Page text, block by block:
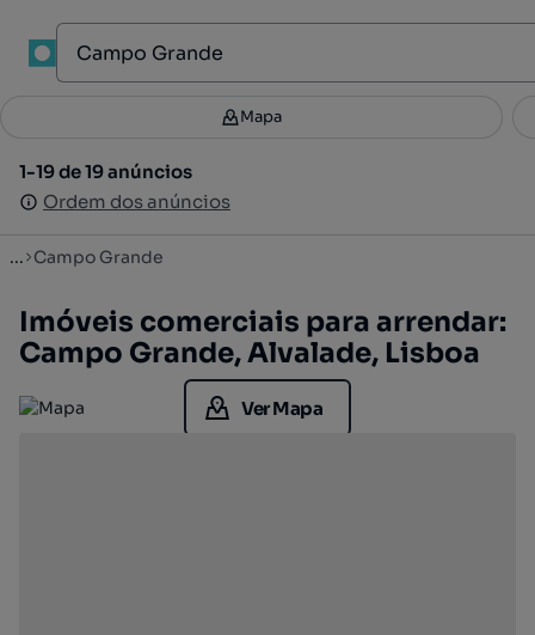
Filtros 3
1-19 de 19 anúncios
Ordem dos anúncios
Mapa
1-19 de 19 anúncios
Ordem dos anúncios
... Campo Grande
Imóveis comerciais para arrendar:
Campo Grande, Alvalade, Lisboa
Ver Mapa